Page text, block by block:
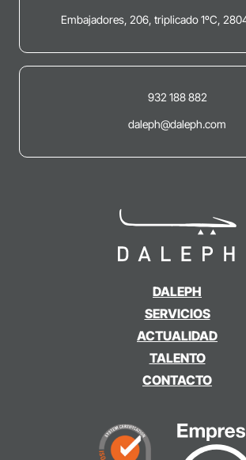
DALEPH
SERVICIOS
ACTUALIDAD
TALENTO
CONTACTO
Embajadores, 206, triplicado 1ºC,
932 188 882
daleph@daleph.com